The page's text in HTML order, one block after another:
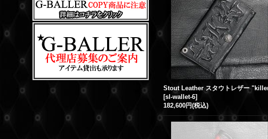
[sl-wallet-6]
182,600円(税込)